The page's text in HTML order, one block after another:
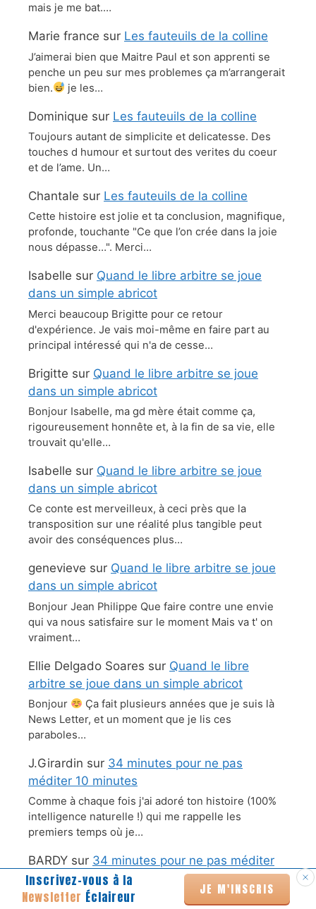
mais je me bat.…
Marie france sur Les fauteuils de la colline
J’aimerai bien que Maitre Paul et son apprenti se
penche un peu sur mes problemes ça m’arrangerait
bien.
je les…
Dominique sur Les fauteuils de la colline
Toujours autant de simplicite et delicatesse. Des
touches d humour et surtout des verites du coeur
et de l’ame. Un…
Chantale sur Les fauteuils de la colline
Cette histoire est jolie et ta conclusion, magnifique,
profonde, touchante "Ce que l’on crée dans la joie
nous dépasse…". Merci…
Isabelle sur Quand le libre arbitre se joue
dans un simple abricot
Merci beaucoup Brigitte pour ce retour
d'expérience. Je vais moi-même en faire part au
principal intéressé qui n'a de cesse…
Brigitte sur Quand le libre arbitre se joue
dans un simple abricot
Bonjour Isabelle, ma gd mère était comme ça,
rigoureusement honnête et, à la fin de sa vie, elle
trouvait qu'elle…
Isabelle sur Quand le libre arbitre se joue
dans un simple abricot
Ce conte est merveilleux, à ceci près que la
transposition sur une réalité plus tangible peut
avoir des conséquences plus…
genevieve sur Quand le libre arbitre se joue
dans un simple abricot
Bonjour Jean Philippe Que faire contre une envie
qui va nous satisfaire sur le moment Mais va t' on
vraiment…
Ellie Delgado Soares sur Quand le libre
arbitre se joue dans un simple abricot
Bonjour
Ça fait plusieurs années que je suis là
News Letter, et un moment que je lis ces
paraboles…
J.Girardin sur 34 minutes pour ne pas
méditer 10 minutes
Comme à chaque fois j'ai adoré ton histoire (100%
intelligence naturelle !) qui me rappelle les
premiers temps où je…
BARDY sur 34 minutes pour ne pas méditer
10 minutes
Bonjour Infiniment merci pour ce beau texte qui fait
Inscrivez-vous à la
Newsletter Éclaireur JE M'INSCRIS